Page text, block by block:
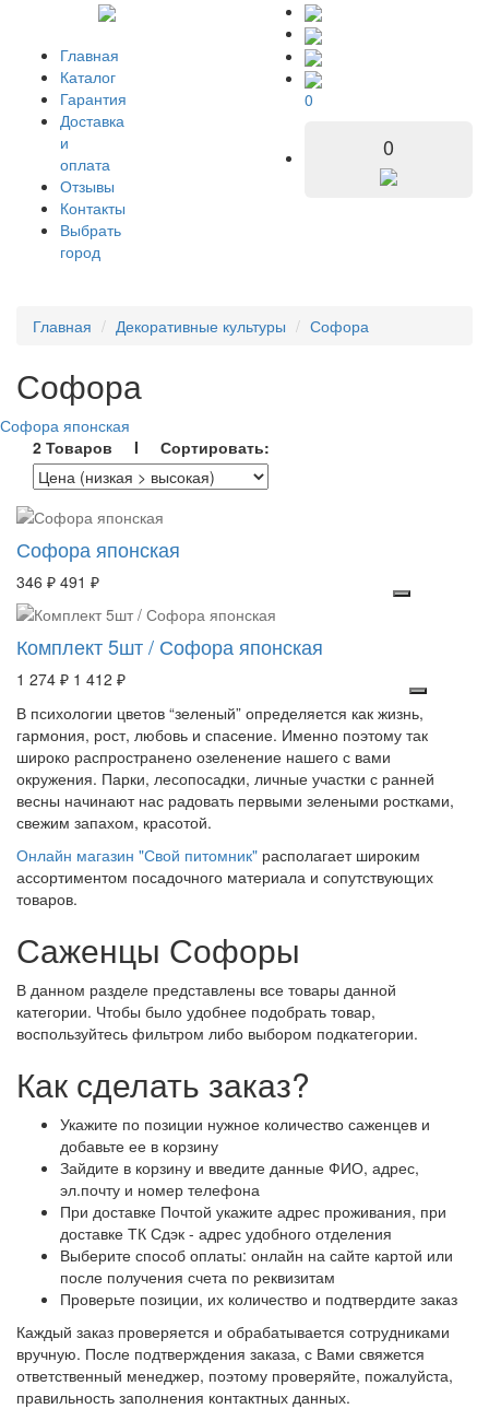
Главная
Каталог
Гарантия
Доставка
и
оплата
Отзывы
Контакты
Выбрать
город
0
0
Главная Декоративные культуры Софора
Софора
Софора японская
2 Товаров I Сортировать:
Софора японская
346 ₽ 491 ₽
Комплект 5шт / Софора японская
1 274 ₽ 1 412 ₽
В психологии цветов “зеленый” определяется как жизнь,
гармония, рост, любовь и спасение. Именно поэтому так
широко распространено озеленение нашего с вами
окружения. Парки, лесопосадки, личные участки с ранней
весны начинают нас радовать первыми зелеными ростками,
свежим запахом, красотой.
Онлайн магазин "Свой питомник" располагает широким
ассортиментом посадочного материала и сопутствующих
товаров.
Саженцы Софоры
В данном разделе представлены все товары данной
категории. Чтобы было удобнее подобрать товар,
воспользуйтесь фильтром либо выбором подкатегории.
Как сделать заказ?
Укажите по позиции нужное количество саженцев и
добавьте ее в корзину
Зайдите в корзину и введите данные ФИО, адрес,
эл.почту и номер телефона
При доставке Почтой укажите адрес проживания, при
доставке ТК Сдэк - адрес удобного отделения
Выберите способ оплаты: онлайн на сайте картой или
после получения счета по реквизитам
Проверьте позиции, их количество и подтвердите заказ
Каждый заказ проверяется и обрабатывается сотрудниками
вручную. После подтверждения заказа, с Вами свяжется
ответственный менеджер, поэтому проверяйте, пожалуйста,
правильность заполнения контактных данных.